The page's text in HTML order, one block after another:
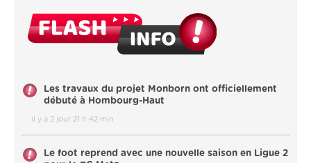
Les travaux du projet Monborn ont officiellement
débuté à Hombourg-Haut
il y a 2 jour 21 h 42 min
Le foot reprend avec une nouvelle saison en Ligue 2